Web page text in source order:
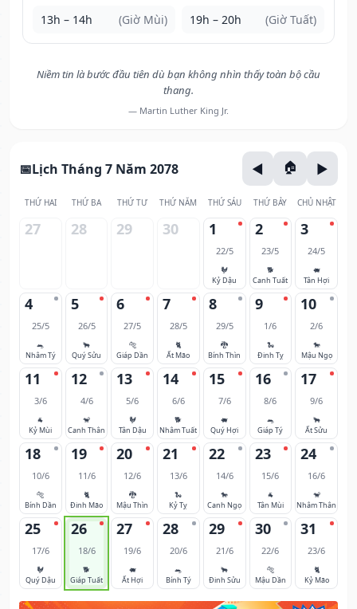
13h – 14h (Giờ Mùi) 19h – 20h (Giờ Tuất)
Niềm tin là bước đầu tiên dù bạn không nhìn thấy toàn bộ cầu
thang.
— Martin Luther King Jr.
Lịch Tháng 7 Năm 2078
THỨ HAI THỨ BA THỨ TƯ THỨ NĂM THỨ SÁU THỨ BẢY CHỦ NHẬT
27 28 29 30 1
22/5
🐓
Kỷ Dậu
2
23/5
🐕
Canh Tuất
3
24/5
🐖
Tân Hợi
4
25/5
🐀
Nhâm Tý
5
26/5
🐂
Quý Sửu
6
27/5
🐅
Giáp Dần
7
28/5
🐈
Ất Mão
8
29/5
🐉
Bính Thìn
9
1/6
🐍
Đinh Tỵ
10
2/6
🐎
Mậu Ngọ
11
3/6
🐐
Kỷ Mùi
12
4/6
🐒
Canh Thân
13
5/6
🐓
Tân Dậu
14
6/6
🐕
Nhâm Tuất
15
7/6
🐖
Quý Hợi
16
8/6
🐀
Giáp Tý
17
9/6
🐂
Ất Sửu
18
10/6
🐅
Bính Dần
19
11/6
🐈
Đinh Mão
20
12/6
🐉
Mậu Thìn
21
13/6
🐍
Kỷ Tỵ
22
14/6
🐎
Canh Ngọ
23
15/6
🐐
Tân Mùi
24
16/6
🐒
Nhâm Thân
25
17/6
🐓
Quý Dậu
26
18/6
🐕
Giáp Tuất
27
19/6
🐖
Ất Hợi
28
20/6
🐀
Bính Tý
29
21/6
🐂
Đinh Sửu
30
22/6
🐅
Mậu Dần
31
23/6
🐈
Kỷ Mão